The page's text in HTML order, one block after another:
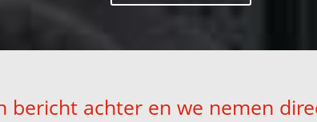
bericht achter en we nemen